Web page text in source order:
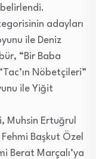
adayları
ile Deniz
“Bir Baba
Nöbetçileri”
ile Yiğit
Muhsin Ertuğrul
Başkut Özel
Berat Marçalı’ya